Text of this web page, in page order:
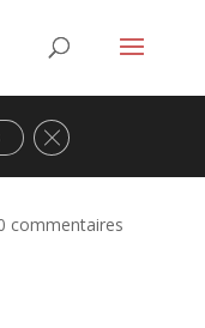
commentaires
la meilleure
we are using or
Fermer la bannière